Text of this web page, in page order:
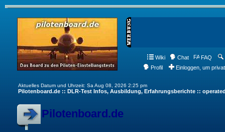
Wiki Chat FAQ
Profil
Einloggen, um
Aktuelles Datum und Uhrzeit: Sa Aug 08, 2026 2:25 pm
Pilotenboard.de :: DLR-Test Infos, Ausbildung, Erfahrungsberichte ::
Pilotenboard.de